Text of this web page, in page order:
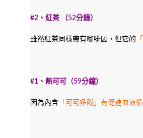
#2 、紅茶 （52分鐘）
雖然紅茶同樣帶有咖啡因，但它的
#1 、熱可可（59分鐘）
因為內含 「可可多酚」有促進血液